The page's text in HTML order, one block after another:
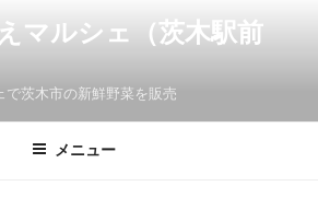
マルシェ（茨木駅前
で茨木市の新鮮野菜を販売
メニュー